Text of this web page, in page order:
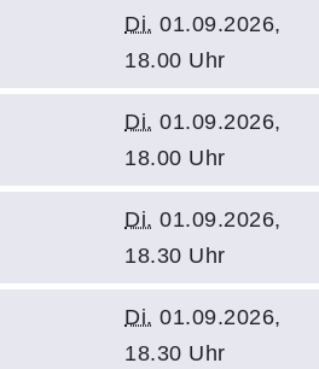
Di. 01.09.2026,
18.00 Uhr
Di. 01.09.2026,
18.00 Uhr
Di. 01.09.2026,
18.30 Uhr
Di. 01.09.2026,
18.30 Uhr